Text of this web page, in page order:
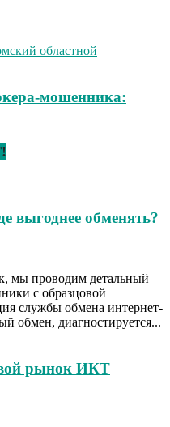
областной
мошенника:
выгоднее обменять?
мы проводим детальный
с образцовой
службы обмена интернет-
обмен, диагностируется...
рынок ИКТ